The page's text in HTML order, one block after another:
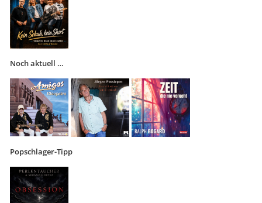
Noch aktuell …
Popschlager-Tipp